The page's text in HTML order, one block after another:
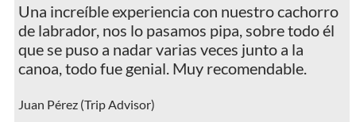
Una increíble experiencia con nuestro cachorro
de labrador, nos lo pasamos pipa, sobre todo él
que se puso a nadar varias veces junto a la
canoa, todo fue genial. Muy recomendable.
Juan Pérez (Trip Advisor)